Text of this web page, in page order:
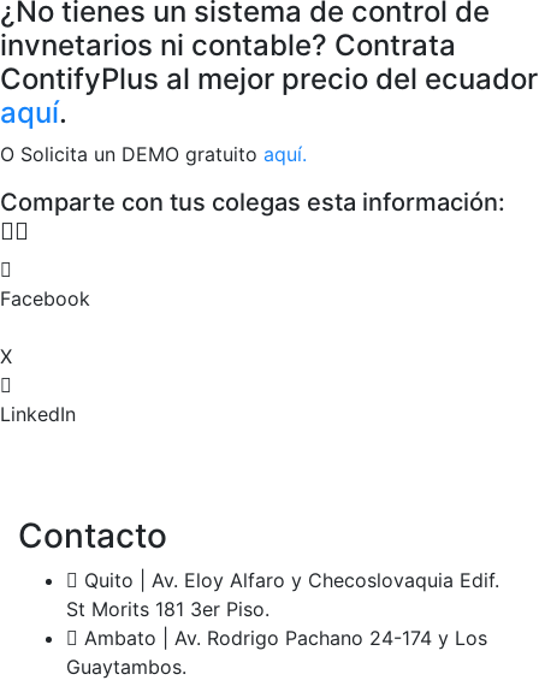
¿No tienes un sistema de control de
invnetarios ni contable? Contrata
ContifyPlus al mejor precio del ecuador
aquí.
O Solicita un DEMO gratuito aquí.
Comparte con tus colegas esta información:
👇🏻
Facebook
X
LinkedIn
Contacto
Quito | Av. Eloy Alfaro y Checoslovaquia Edif.
St Morits 181 3er Piso.
Ambato | Av. Rodrigo Pachano 24-174 y Los
Guaytambos.